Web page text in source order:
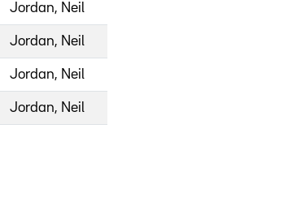
Jordan, Neil
Jordan, Neil
Jordan, Neil
Jordan, Neil